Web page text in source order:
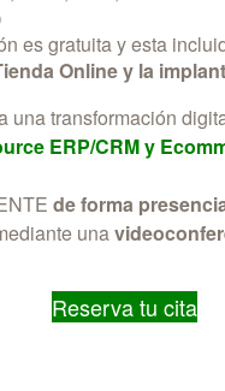
es gratuita y esta
Online y la
una transformación
ERP/CRM y
de forma
una
Reserva tu cita